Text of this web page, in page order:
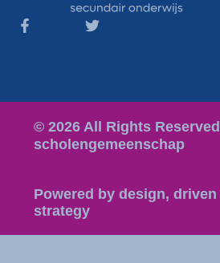
© 2026 All Rights
scholengemeenschap
Powered by design,
strategy